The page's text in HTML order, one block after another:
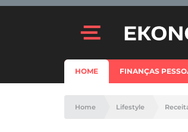
HOME FINANÇAS
Home Lifestyle